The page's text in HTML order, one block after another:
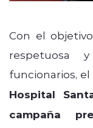
Con el
respetuosa
funcionarios, el
Hospital
campaña